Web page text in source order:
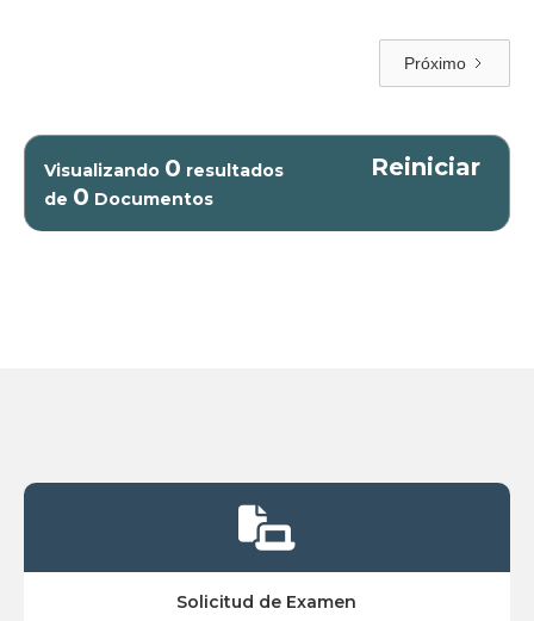
Próximo
Visualizando 0 resultados
de 0 Documentos
Reiniciar

Solicitud de Examen